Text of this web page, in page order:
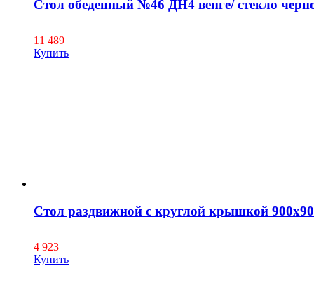
Стол обеденный №46 ДН4 венге/ стекло
11 489
Купить
Стол раздвижной с круглой крышкой
4 923
Купить